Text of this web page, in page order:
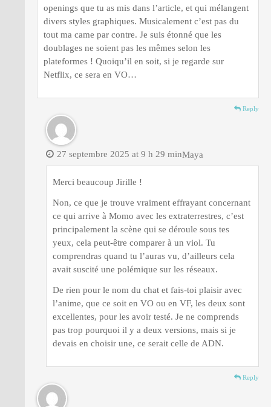
openings que tu as mis dans l’article, et qui mélangent
divers styles graphiques. Musicalement c’est pas du
tout ma came par contre. Je suis étonné que les
doublages ne soient pas les mêmes selon les
plateformes ! Quoiqu’il en soit, si je regarde sur
Netflix, ce sera en VO…
Reply
Maya
27 septembre 2025 at 9 h 29 min
Merci beaucoup Jirille !
Non, ce que je trouve vraiment effrayant concernant
ce qui arrive à Momo avec les extraterrestres, c’est
principalement la scène qui se déroule sous tes
yeux, cela peut-être comparer à un viol. Tu
comprendras quand tu l’auras vu, d’ailleurs cela
avait suscité une polémique sur les réseaux.
De rien pour le nom du chat et fais-toi plaisir avec
l’anime, que ce soit en VO ou en VF, les deux sont
excellentes, pour les avoir testé. Je ne comprends
pas trop pourquoi il y a deux versions, mais si je
devais en choisir une, ce serait celle de ADN.
Reply